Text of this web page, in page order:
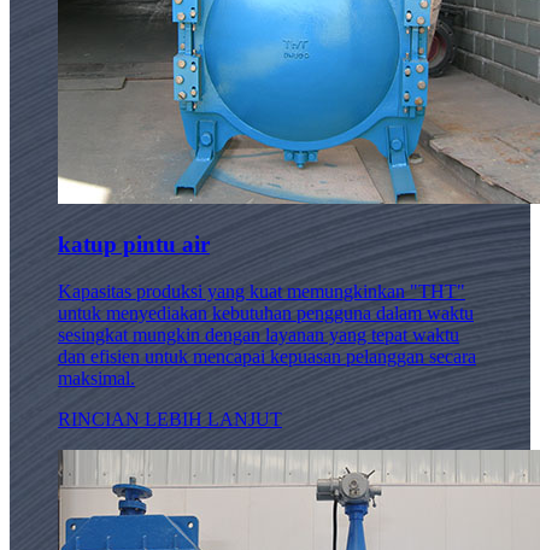
katup pintu air
Kapasitas produksi yang kuat memungkinkan "THT"
untuk menyediakan kebutuhan pengguna dalam waktu
sesingkat mungkin dengan layanan yang tepat waktu
dan efisien untuk mencapai kepuasan pelanggan secara
maksimal.
RINCIAN LEBIH LANJUT